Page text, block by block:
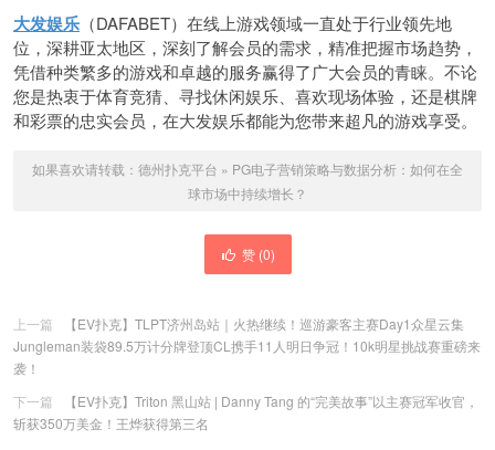
大发娱乐 （DAFABET）在线上游戏领域一直处于行业领先地
位，深耕亚太地区，深刻了解会员的需求，精准把握市场趋势，
凭借种类繁多的游戏和卓越的服务赢得了广大会员的青睐。不论
您是热衷于体育竞猜、寻找休闲娱乐、喜欢现场体验，还是棋牌
和彩票的忠实会员，在大发娱乐都能为您带来超凡的游戏享受。
如果喜欢请转载： 德州扑克平台 » PG电子营销策略与数据分析：如何在全
球市场中持续增长？
赞 (0)
上一篇
【EV扑克】TLPT济州岛站｜火热继续！巡游豪客主赛Day1众星云集
Jungleman装袋89.5万计分牌登顶CL携手11人明日争冠！10k明星挑战赛重磅来
袭！
下一篇
【EV扑克】Triton 黑山站 | Danny Tang 的“完美故事”以主赛冠军收官，
斩获350万美金！王烨获得第三名